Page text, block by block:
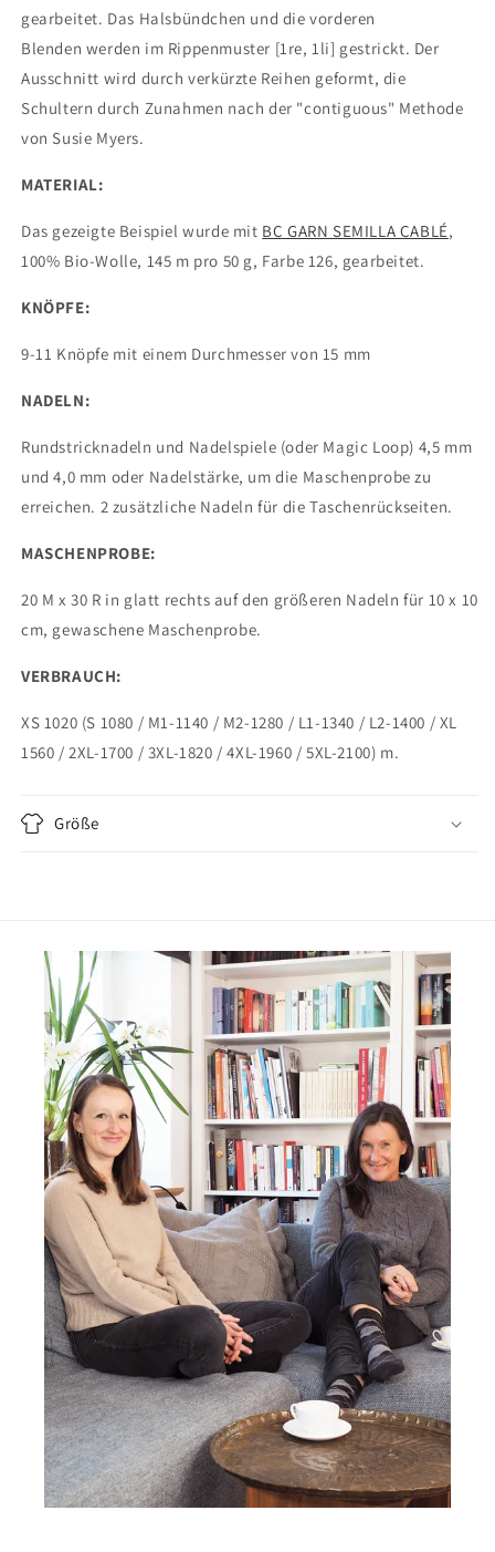
gearbeitet. Das Halsbündchen und die vorderen
Blenden werden im Rippenmuster [1re, 1li] gestrickt. Der
Ausschnitt wird durch verkürzte Reihen geformt, die
Schultern durch Zunahmen nach der "contiguous" Methode
von Susie Myers.
MATERIAL:
Das gezeigte Beispiel wurde mit BC GARN SEMILLA CABLÉ,
100% Bio-Wolle, 145 m pro 50 g, Farbe 126, gearbeitet.
KNÖPFE:
9-11 Knöpfe mit einem Durchmesser von 15 mm
NADELN:
Rundstricknadeln und Nadelspiele (oder Magic Loop) 4,5 mm
und 4,0 mm oder Nadelstärke, um die Maschenprobe zu
erreichen. 2 zusätzliche Nadeln für die Taschenrückseiten.
MASCHENPROBE:
20 M x 30 R in glatt rechts auf den größeren Nadeln für 10 x 10
cm, gewaschene Maschenprobe.
VERBRAUCH:
XS 1020 (S 1080 / M1-1140 / M2-1280 / L1-1340 / L2-1400 / XL
1560 / 2XL-1700 / 3XL-1820 / 4XL-1960 / 5XL-2100) m.
Größe